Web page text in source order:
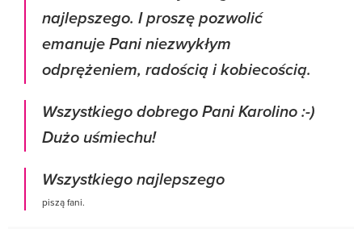
najlepszego. I proszę pozwolić
emanuje Pani niezwykłym
odprężeniem, radością i kobiecością.
Wszystkiego dobrego Pani Karolino :-)
Dużo uśmiechu!
Wszystkiego najlepszego
piszą fani.